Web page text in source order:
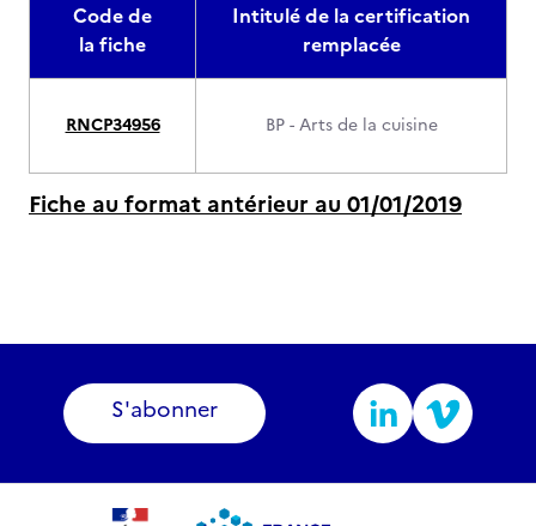
Code de
la fiche
Intitulé de la certification
remplacée
RNCP34956 BP - Arts de la cuisine
Fiche au format antérieur au 01/01/2019
S'abonner